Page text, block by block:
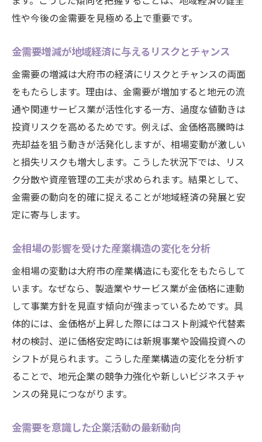
性や今後の金需要を見極める上で重要です。
金需要増減が地域経済に与えるリスクとチャンス
金需要の増減は大府市の経済にリスクとチャンスの両面
をもたらします。理由は、金需要が増加すると地元の流
通や関連サービス業が活性化する一方、過度な値動きは
投資リスクを高めるためです。例えば、金価格高騰時は
売却益を狙う動きが活発化しますが、相場変動が激しい
と損失リスクも増大します。こうした状況下では、リス
ク分散や資産管理の工夫が求められます。結果として、
金需要の動向を的確に捉えることが地域経済の発展と安
定に寄与します。
金相場の影響を受けた産業構造の変化を分析
金相場の変動は大府市の産業構造にも変化をもたらして
います。なぜなら、製造業やサービス業が金価格に連動
して事業方針を見直す傾向が強まっているためです。具
体的には、金価格が上昇した際にはコスト削減や代替素
材の検討、逆に価格安定時には新規事業や設備投資への
シフトが見られます。こうした産業構造の変化を分析す
ることで、地元企業の競争力強化や新しいビジネスチャ
ンスの発見につながります。
金需要を意識した企業活動の最新動向